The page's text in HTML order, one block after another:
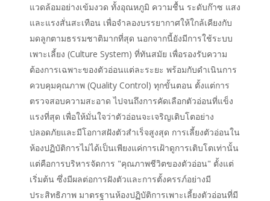
แวดล้อมอย่างเข้มงวด ทั้งอุณหภูมิ ความชื้น ระดับก๊าซ แสง
และแรงสั่นสะเทือน เพื่อจำลองบรรยากาศให้ใกล้เคียงกับ
มดลูกตามธรรมชาติมากที่สุด นอกจากนี้ยังมีการใช้ระบบ
เพาะเลี้ยง (Culture System) ที่ทันสมัย เพื่อรองรับความ
ต้องการเฉพาะของตัวอ่อนแต่ละระยะ พร้อมกับดำเนินการ
ควบคุมคุณภาพ (Quality Control) ทุกขั้นตอน ตั้งแต่การ
ตรวจสอบความสะอาด ไปจนถึงการคัดเลือกตัวอ่อนที่แข็ง
แรงที่สุด เพื่อให้มั่นใจว่าตัวอ่อนจะเจริญเติบโตอย่าง
ปลอดภัยและมีโอกาสฝังตัวสำเร็จสูงสุด การเลี้ยงตัวอ่อนใน
ห้องปฏิบัติการไม่ได้เป็นเพียงแค่การเฝ้าดูการเติบโตเท่านั้น
แต่คือการบริหารจัดการ "คุณภาพชีวิตของตัวอ่อน" ตั้งแต่
เริ่มต้น ซึ่งมีผลต่อการฝังตัวและการตั้งครรภ์อย่างมี
ประสิทธิภาพ มาตรฐานห้องปฏิบัติการเพาะเลี้ยงตัวอ่อนที่มี